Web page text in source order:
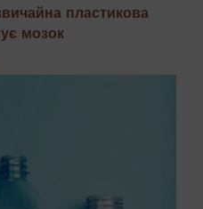
пластикова
мозок